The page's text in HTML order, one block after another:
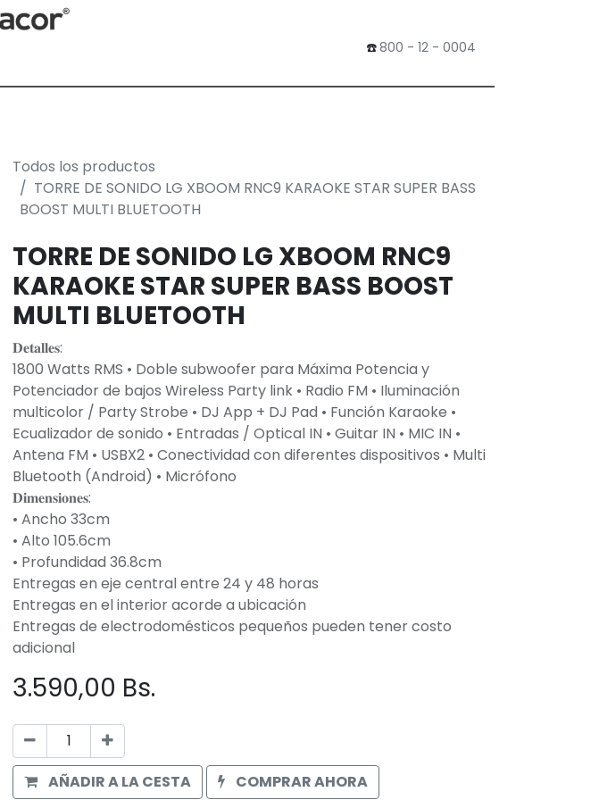
​☎️800 - 12 - 0004
Todos los productos
TORRE DE SONIDO LG XBOOM RNC9 KARAOKE STAR SUPER BASS
BOOST MULTI BLUETOOTH
TORRE DE SONIDO LG XBOOM RNC9
KARAOKE STAR SUPER BASS BOOST
MULTI BLUETOOTH
𝐃𝐞𝐭𝐚𝐥𝐥𝐞𝐬:
1800 Watts RMS • Doble subwoofer para Máxima Potencia y
Potenciador de bajos Wireless Party link • Radio FM • Iluminación
multicolor / Party Strobe • DJ App + DJ Pad • Función Karaoke •
Ecualizador de sonido • Entradas / Optical IN • Guitar IN • MIC IN •
Antena FM • USBX2 • Conectividad con diferentes dispositivos • Multi
Bluetooth (Android) • Micrófono
𝐃𝐢𝐦𝐞𝐧𝐬𝐢𝐨𝐧𝐞𝐬:
• Ancho 33cm
• Alto 105.6cm
• Profundidad 36.8cm
Entregas en eje central entre 24 y 48 horas
Entregas en el interior acorde a ubicación
Entregas de electrodomésticos pequeños pueden tener costo
adicional
3.590,00 Bs.
AÑADIR A LA CESTA COMPRAR AHORA